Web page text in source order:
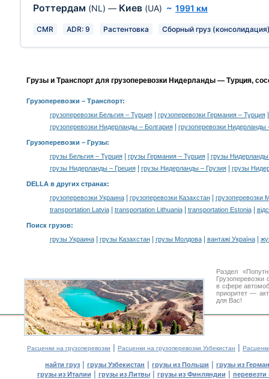
Роттердам (NL) — Киев (UA) ~ 1991 км
CMR ADR: 9 Растентовка Сборный груз
Грузы и Транспорт для грузоперевозки Нидерланды — Турция,
Грузоперевозки – Транспорт:
грузоперевозки Бельгия – Турция| грузоперевозки Германия – Турция
грузоперевозки Нидерланды – Болгария| грузоперевозки Нидерланды
Грузоперевозки – Грузы:
грузы Бельгия – Турция| грузы Германия – Турция|
грузы
грузы Нидерланды – Греция| грузы Нидерланды – Грузия| грузы
DELLA в других странах:
грузоперевозки Украина| грузоперевозки Казахстан|
грузоперевозки
transportation Latvia| transportation Lithuania| transportation Estonia|
Поиск грузов:
грузы Украина| грузы Казахстан| грузы Молдова| вантажі Україна|
Раздел
в сфере
приоритет —
для Вас!
Расценки на грузоперевозки | Расценки на грузоперевозки Узбекистан |
найти груз | грузы Узбекистан | грузы из Польши | грузы из
грузы из Италии | грузы из Литвы| грузы из Финляндии | перевезти